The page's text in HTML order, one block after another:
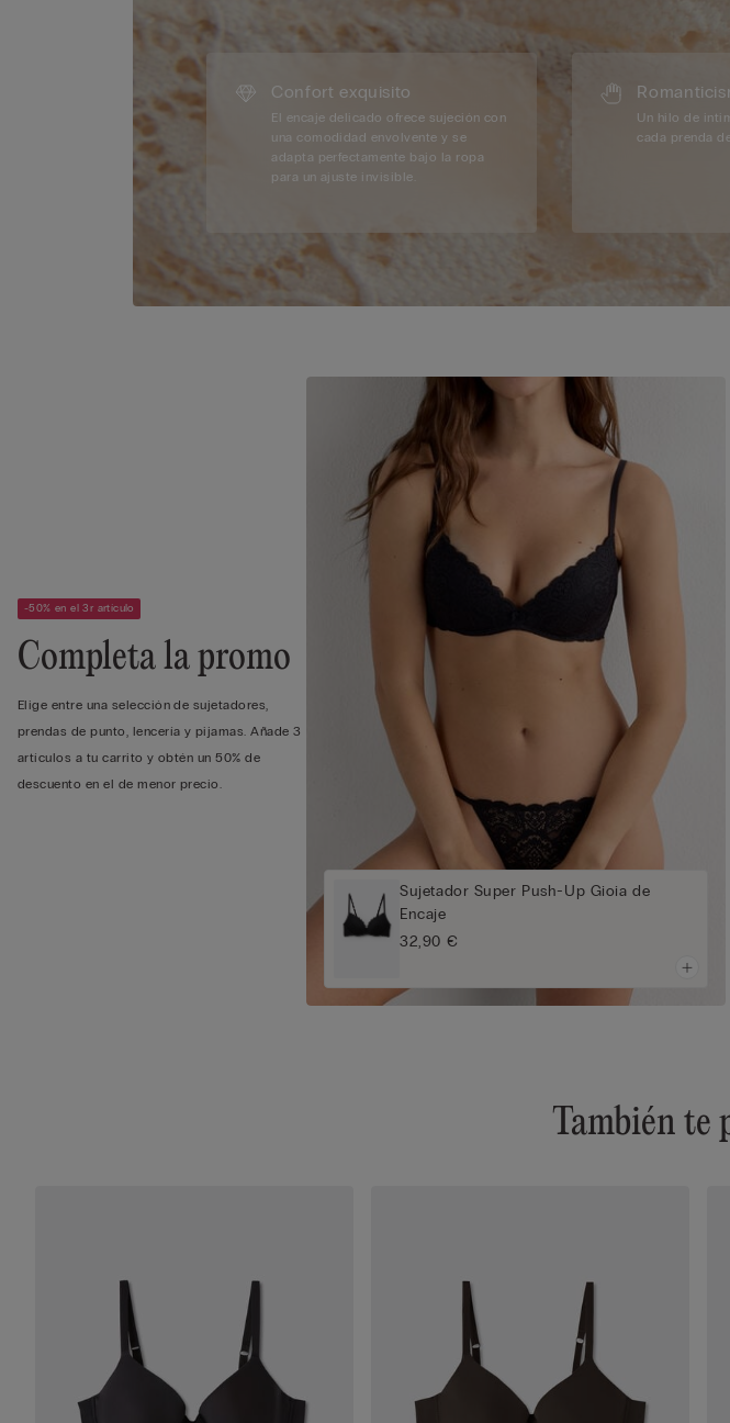
Confort exquisito
El encaje delicado ofrece sujeción con
una comodidad envolvente y se
adapta perfectamente bajo la ropa
para un ajuste invisible.
Un hilo de
cada prenda
-50% en el 3r artículo
Completa la promo
Elige entre una selección de sujetadores,
prendas de punto, lencería y pijamas. Añade 3
artículos a tu carrito y obtén un 50% de
descuento en el de menor precio.
Sujetador Super Push-Up Gioia de
Encaje
32,90 €
También te